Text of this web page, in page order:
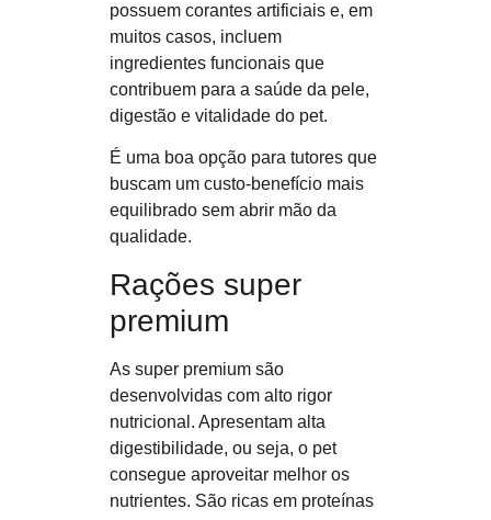
possuem corantes artificiais e, em
muitos casos, incluem
ingredientes funcionais que
contribuem para a saúde da pele,
digestão e vitalidade do pet.
É uma boa opção para tutores que
buscam um custo-benefício mais
equilibrado sem abrir mão da
qualidade.
Rações super
premium
As super premium são
desenvolvidas com alto rigor
nutricional. Apresentam alta
digestibilidade, ou seja, o pet
consegue aproveitar melhor os
nutrientes. São ricas em proteínas